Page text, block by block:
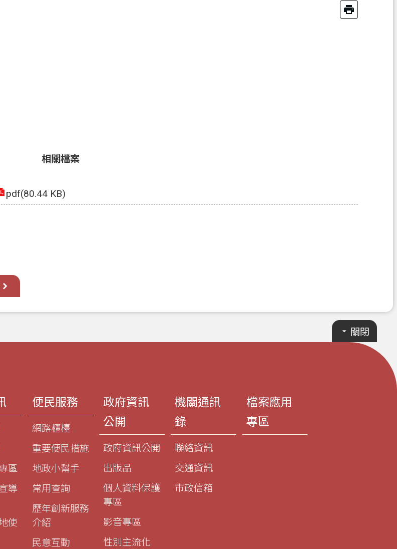
相關檔案
pdf(80.44 KB)
關閉
區
導
使
便民服務
網路櫃檯
重要便民措施
地政小幫手
常用查詢
歷年創新服務
介紹
民意互動
政府資訊
公開
政府資訊公開
出版品
個人資料保護
專區
影音專區
性別主流化
機關通訊
錄
聯絡資訊
交通資訊
市政信箱
檔案應用
專區